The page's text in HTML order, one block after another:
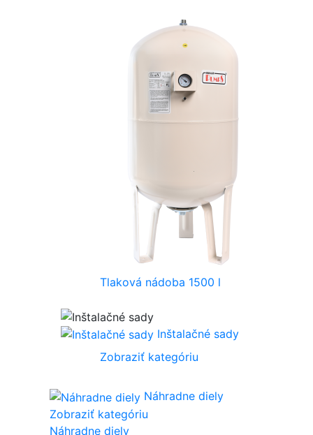
Tlaková nádoba 1500 l
Inštalačné sady
Zobraziť kategóriu
Náhradne diely
Zobraziť kategóriu
Náhradne diely